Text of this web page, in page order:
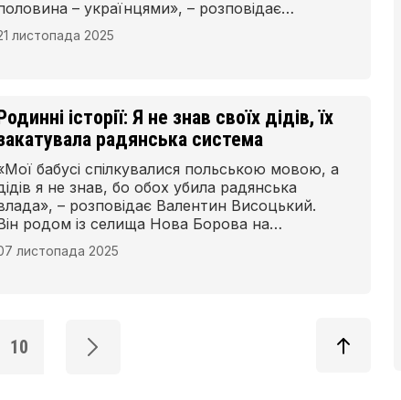
– українцями», – розповідає
Висоцька, в дівоцтві Русецька.
листопада 2025
історії: Я не знав своїх дідів, їх
радянська система
бабусі спілкувалися польською мовою, а
я не знав, бо обох убила радянська
– розповідає Валентин Висоцький.
родом із селища Нова Борова на
зараз мешкає в Здолбунові
області.
листопада 2025
10